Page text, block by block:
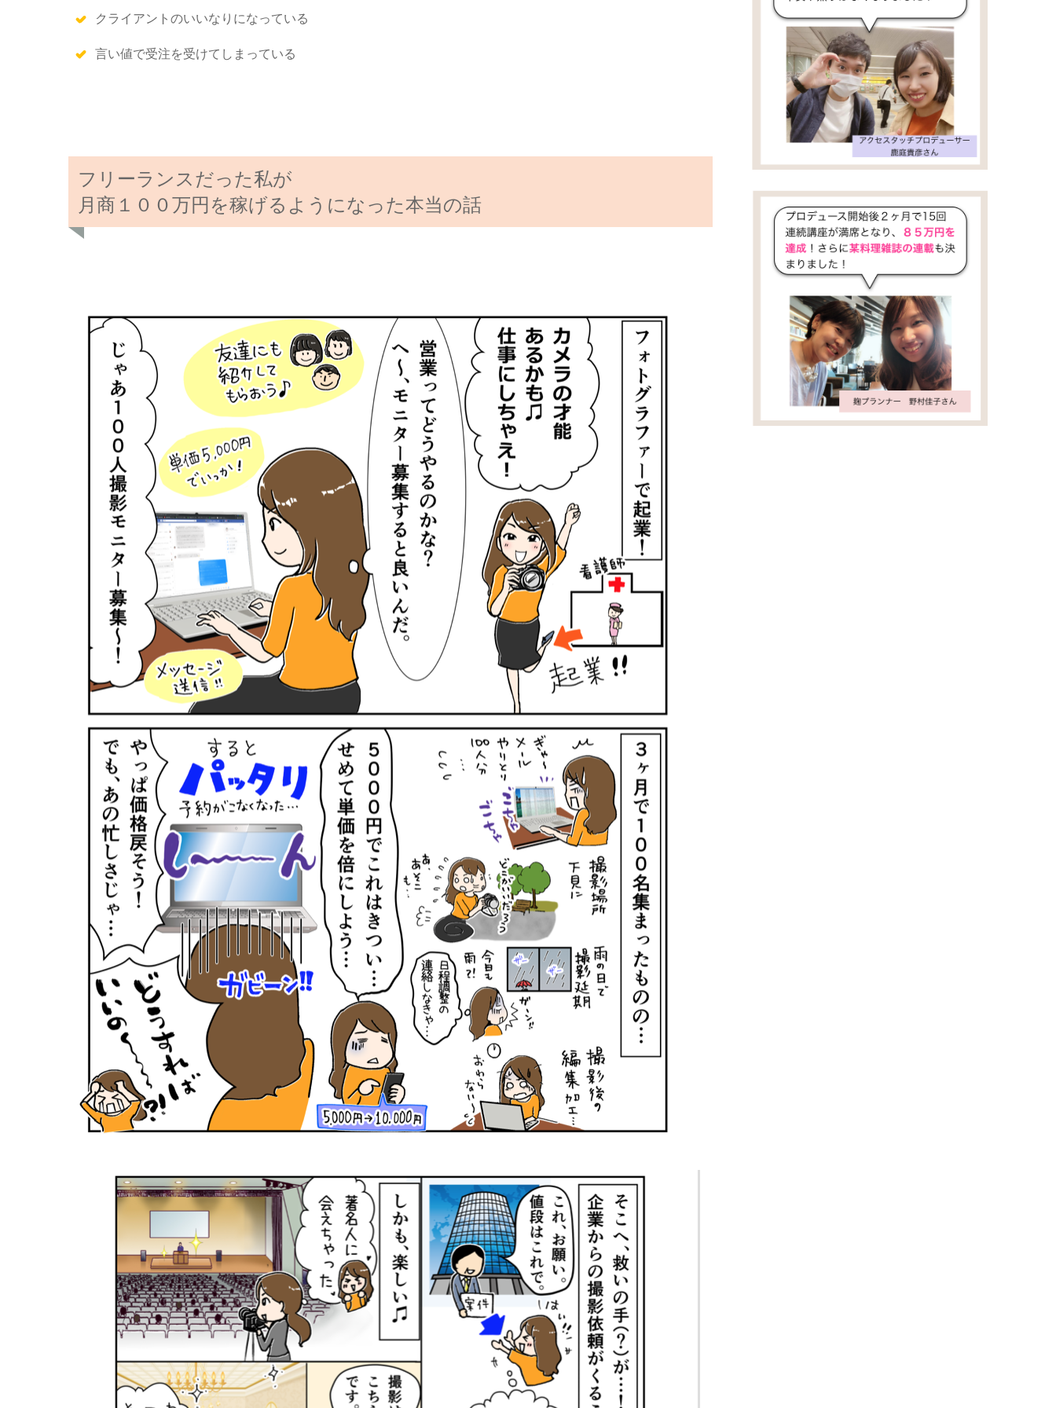
クライアントのいいなりになっている
言い値で受注を受けてしまっている
フリーランスだった私が
月商１００万円を稼げるようになった本当の話